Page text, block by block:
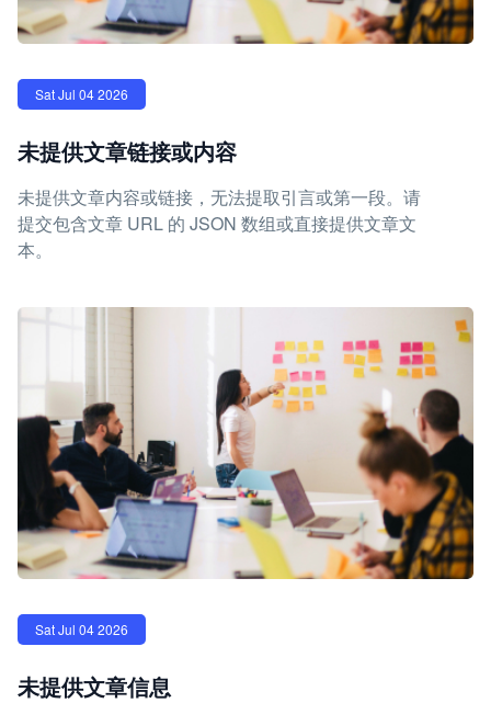
Sat Jul 04 2026
未提供文章链接或内容
未提供文章内容或链接，无法提取引言或第一段。请
提交包含文章 URL 的 JSON 数组或直接提供文章文
本。
Sat Jul 04 2026
未提供文章信息